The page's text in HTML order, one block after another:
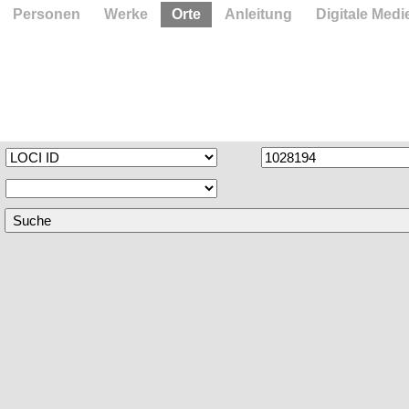
Personen Werke Orte Anleitung Digitale